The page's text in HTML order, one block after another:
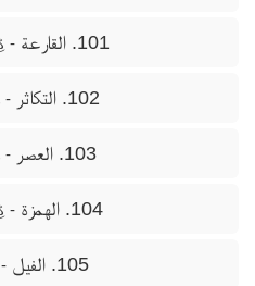
101. القارعة - અલ્ કોરિઅહ
102. التكاثر - અત્ તકાષુર
103. العصر - અલ્ અસ્ર
104. الهمزة - અલ્ હુમઝહ
105. الفيل - અલ્ ફીલ